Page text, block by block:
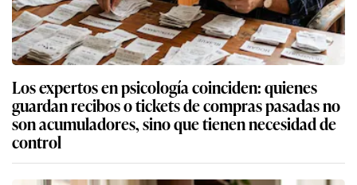
Los expertos en psicología coinciden: quienes
guardan recibos o tickets de compras pasadas no
son acumuladores, sino que tienen necesidad de
control